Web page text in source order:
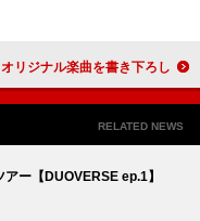
、TAKANAWA GATEWAY CITY【未来体験シアター】オリジナル楽曲を書き下ろし
RELATED NEWS
ー【DUOVERSE ep.1】